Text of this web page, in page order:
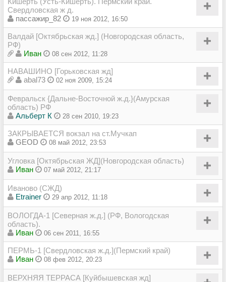
Свердловская ж д.
пассажир_82
19 ноя 2012, 16:50
Валдай [Октябрьская жд.] (Новгородская область,
РФ)
Иван
08 сен 2012, 11:28
НАВАШИНО [Горьковская жд]
abal73
02 ноя 2009, 15:24
Февральск {Дальне-Восточной ж.д.}(Амурская
область) РФ
Альберт К
28 сен 2010, 19:23
ЗАКРЫВАЕТСЯ вокзал на ст.Мучкап
GEOD
08 май 2012, 23:53
Угловка [Октябрьская ЖД](Новгородская область)
Иван
07 май 2012, 21:17
Иваново (СЖД)
Etrainer
29 апр 2012, 11:18
ВОЛОГДА-1 [Северная ж.д.] (РФ, Вологодская
область).
Иван
06 сен 2011, 16:55
ПЕРМЬ-1 [Свердловская ж.д.](Пермский край)
Иван
08 фев 2012, 20:23
ВЕРХНЯЯ ТЕРРАСА [Куйбышевская жд]